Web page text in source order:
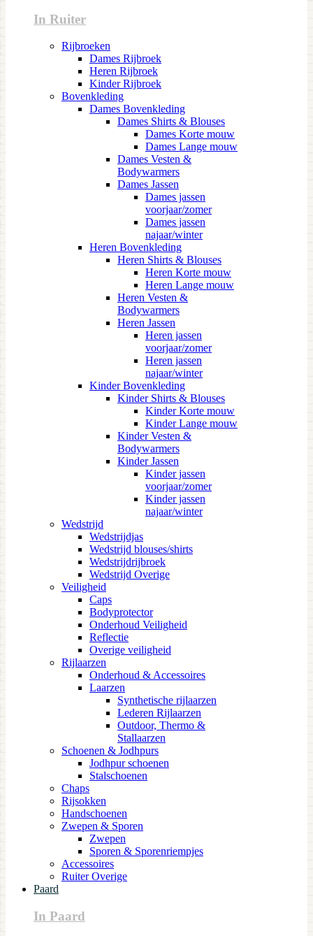
In Ruiter
Rijbroeken
Dames Rijbroek
Heren Rijbroek
Kinder Rijbroek
Bovenkleding
Dames Bovenkleding
Dames Shirts & Blouses
Dames Korte mouw
Dames Lange mouw
Dames Vesten &
Bodywarmers
Dames Jassen
Dames jassen
voorjaar/zomer
Dames jassen
najaar/winter
Heren Bovenkleding
Heren Shirts & Blouses
Heren Korte mouw
Heren Lange mouw
Heren Vesten &
Bodywarmers
Heren Jassen
Heren jassen
voorjaar/zomer
Heren jassen
najaar/winter
Kinder Bovenkleding
Kinder Shirts & Blouses
Kinder Korte mouw
Kinder Lange mouw
Kinder Vesten &
Bodywarmers
Kinder Jassen
Kinder jassen
voorjaar/zomer
Kinder jassen
najaar/winter
Wedstrijd
Wedstrijdjas
Wedstrijd blouses/shirts
Wedstrijdrijbroek
Wedstrijd Overige
Veiligheid
Caps
Bodyprotector
Onderhoud Veiligheid
Reflectie
Overige veiligheid
Rijlaarzen
Onderhoud & Accessoires
Laarzen
Synthetische rijlaarzen
Lederen Rijlaarzen
Outdoor, Thermo &
Stallaarzen
Schoenen & Jodhpurs
Jodhpur schoenen
Stalschoenen
Chaps
Rijsokken
Handschoenen
Zwepen & Sporen
Zwepen
Sporen & Sporenriempjes
Accessoires
Ruiter Overige
Paard
In Paard